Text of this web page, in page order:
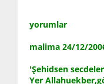
yorumlar
malima 24/12/
'Şehidsen
Yer